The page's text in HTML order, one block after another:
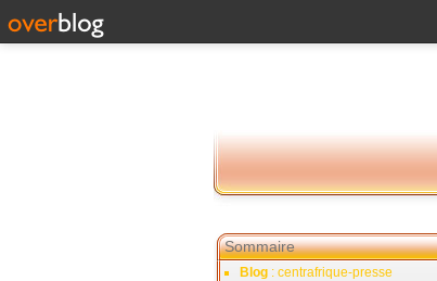
Sommaire
Blog : centrafrique-presse